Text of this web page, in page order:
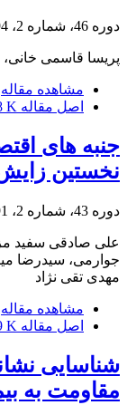
دوره 46، شماره 2، 1394، صفحه
پریسا قاسمی
مشاهده مقاله
اصل مقاله K
جنبه های
نخستین
دوره 43، شماره 2، 1391، صفحه
علی صادقی سفید
جوارمی، سیدرضا
مهدی تقی نژاد
مشاهده مقاله
اصل مقاله K
شناسایی